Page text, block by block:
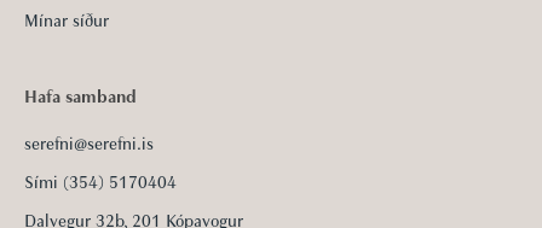
Mínar síður
Hafa samband
serefni@serefni.is
Sími (354) 5170404
Dalvegur 32b, 201 Kópavogur